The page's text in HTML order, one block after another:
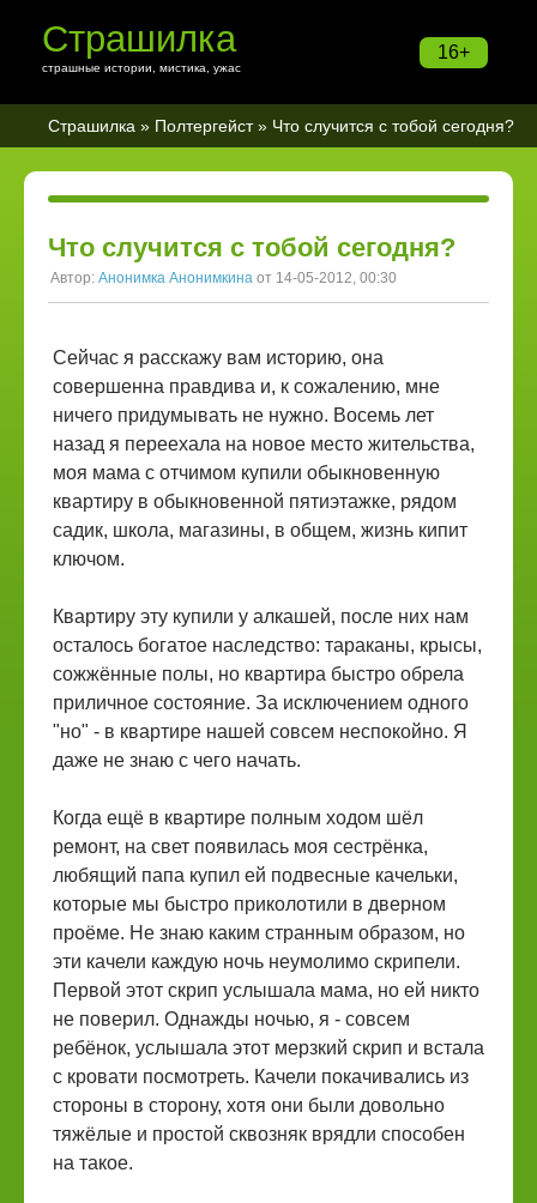
16+
Страшилка
страшные истории, мистика, ужас
Страшилка » Полтергейст» Что случится с тобой сегодня?
Что случится с тобой сегодня?
Автор: Анонимка Анонимкина от 14-05-2012, 00:30
Сейчас я расскажу вам историю, она
совершенна правдива и, к сожалению, мне
ничего придумывать не нужно. Восемь лет
назад я переехала на новое место жительства,
моя мама с отчимом купили обыкновенную
квартиру в обыкновенной пятиэтажке, рядом
садик, школа, магазины, в общем, жизнь кипит
ключом.
Квартиру эту купили у алкашей, после них нам
осталось богатое наследство: тараканы, крысы,
сожжённые полы, но квартира быстро обрела
приличное состояние. За исключением одного
"но" - в квартире нашей совсем неспокойно. Я
даже не знаю с чего начать.
Когда ещё в квартире полным ходом шёл
ремонт, на свет появилась моя сестрёнка,
любящий папа купил ей подвесные качельки,
которые мы быстро приколотили в дверном
проёме. Не знаю каким странным образом, но
эти качели каждую ночь неумолимо скрипели.
Первой этот скрип услышала мама, но ей никто
не поверил. Однажды ночью, я - совсем
ребёнок, услышала этот мерзкий скрип и встала
с кровати посмотреть. Качели покачивались из
стороны в сторону, хотя они были довольно
тяжёлые и простой сквозняк врядли способен
на такое.